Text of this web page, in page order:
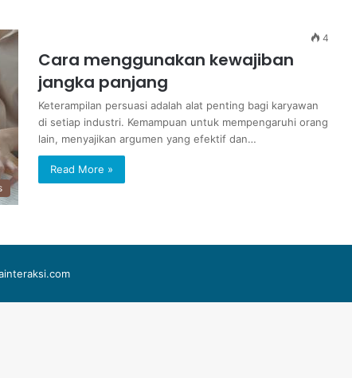
4
Cara menggunakan kewajiban
jangka panjang
Keterampilan persuasi adalah alat penting bagi karyawan
di setiap industri. Kemampuan untuk mempengaruhi orang
lain, menyajikan argumen yang efektif dan…
Read More »